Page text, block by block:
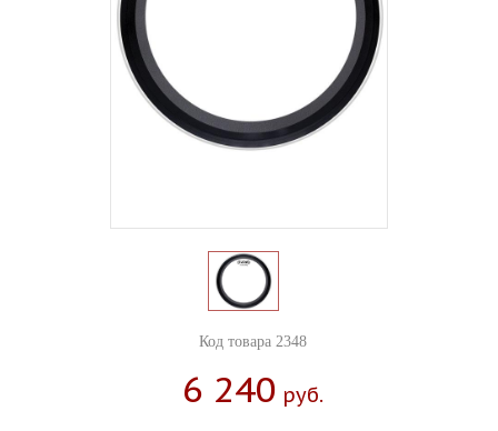
Код товара 2348
6 240 Руб.